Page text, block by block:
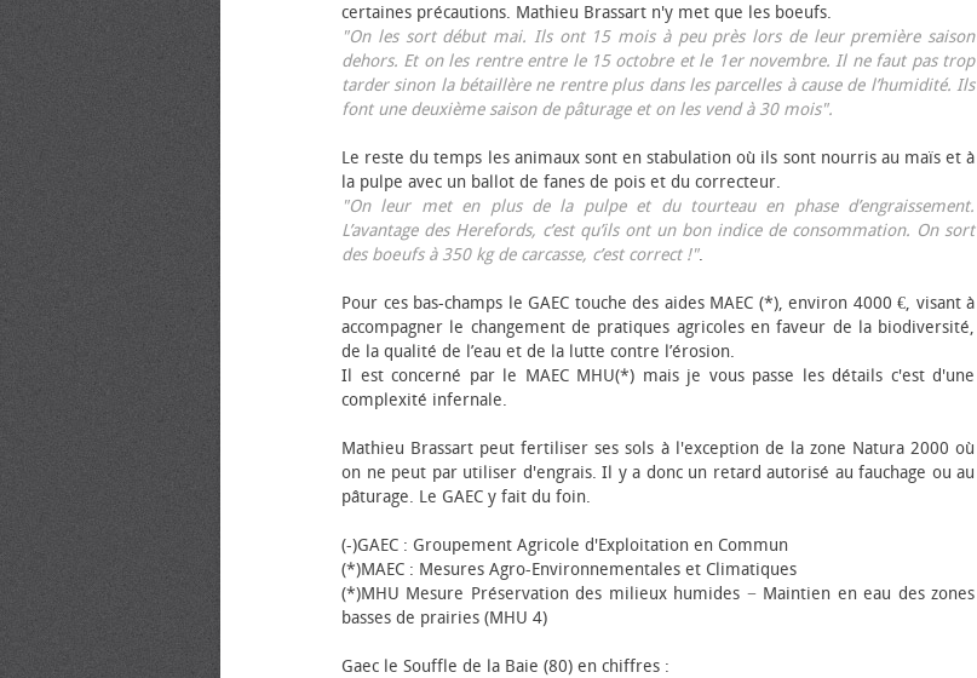
certaines précautions. Mathieu Brassart n'y met que les bœufs.
"On les sort début mai. Ils ont 15 mois à peu près lors de leur première saison
dehors. Et on les rentre entre le 15 octobre et le 1er novembre. Il ne faut pas trop
tarder sinon la bétaillère ne rentre plus dans les parcelles à cause de l’humidité. Ils
font une deuxième saison de pâturage et on les vend à 30 mois".
Le reste du temps les animaux sont en stabulation où ils sont nourris au maïs et à
la pulpe avec un ballot de fanes de pois et du correcteur.
"On leur met en plus de la pulpe et du tourteau en phase d’engraissement.
L’avantage des Herefords, c’est qu’ils ont un bon indice de consommation. On sort
des bœufs à 350 kg de carcasse, c’est correct !".
Pour ces bas-champs le GAEC touche des aides MAEC (*), environ 4000 €, visant à
accompagner le changement de pratiques agricoles en faveur de la biodiversité,
de la qualité de l’eau et de la lutte contre l’érosion.
Il est concerné par le MAEC MHU(*) mais je vous passe les détails c'est d'une
complexité infernale.
Mathieu Brassart peut fertiliser ses sols à l'exception de la zone Natura 2000 où
on ne peut par utiliser d'engrais. Il y a donc un retard autorisé au fauchage ou au
pâturage. Le GAEC y fait du foin.
(-)GAEC : Groupement Agricole d'Exploitation en Commun
(*)MAEC : Mesures Agro-Environnementales et Climatiques
(*)MHU Mesure Préservation des milieux humides − Maintien en eau des zones
basses de prairies (MHU 4)
Gaec le Souffle de la Baie (80) en chiffres :